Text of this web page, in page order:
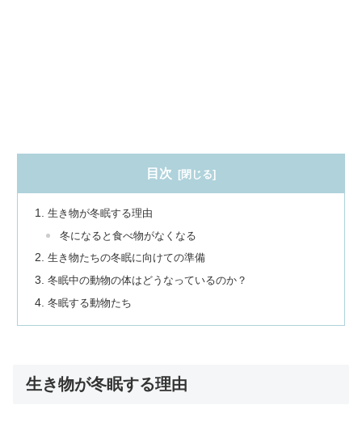
目次
生き物が冬眠する理由
冬になると食べ物がなくなる
生き物たちの冬眠に向けての準備
冬眠中の動物の体はどうなっているのか？
冬眠する動物たち
生き物が冬眠する理由